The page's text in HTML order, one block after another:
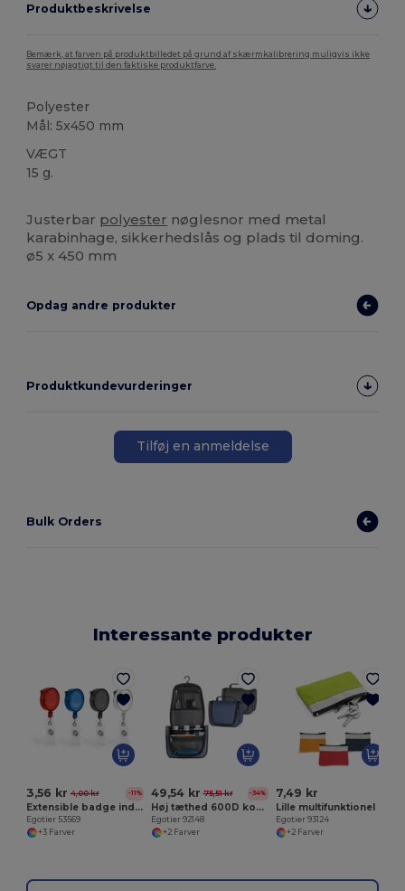
Produktbeskrivelse
Bemærk, at farven på produktbilledet på grund af skærmkalibrering muligvis ikke
svarer nøjagtigt til den faktiske produktfarve.
Polyester
Mål: 5x450 mm
VÆGT
15 g.
Justerbar polyester nøglesnor med metal
karabinhage, sikkerhedslås og plads til doming.
ø5 x 450 mm
Opdag andre produkter
Produktkundevurderinger
Tilføj en anmeldelse
Bulk Orders
Interessante produkter
3,56 kr 4,00 kr -11%
Extensible badge indehaveren
Egotier 53569
+3 Farver
49,54 kr 75,51 kr -34%
Høj tæthed 600D kosmetik taske
Egotier 92148
+2 Farver
7,49 kr
Egotier 93124
+2 Farver